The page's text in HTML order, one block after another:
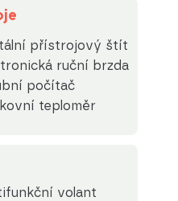
přístrojový štít
ruční brzda
počítač
teploměr
volant